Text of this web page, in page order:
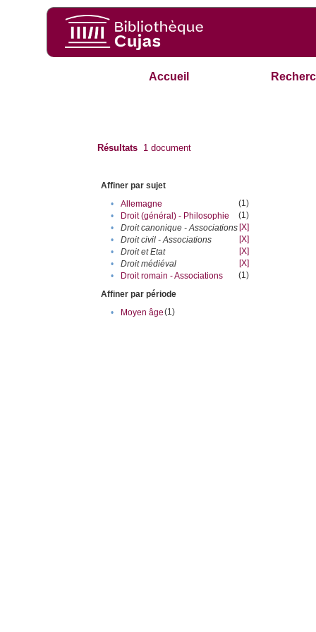
Accueil
Résultats 1 document
Affiner par sujet
•
Allemagne
(1)
•
Droit (général) - Philosophie
(1)
•
Droit canonique - Associations [X]
•
Droit civil - Associations
[X]
•
Droit et Etat
[X]
•
Droit médiéval
[X]
•
Droit romain - Associations
(1)
Affiner par période
•
Moyen âge(1)